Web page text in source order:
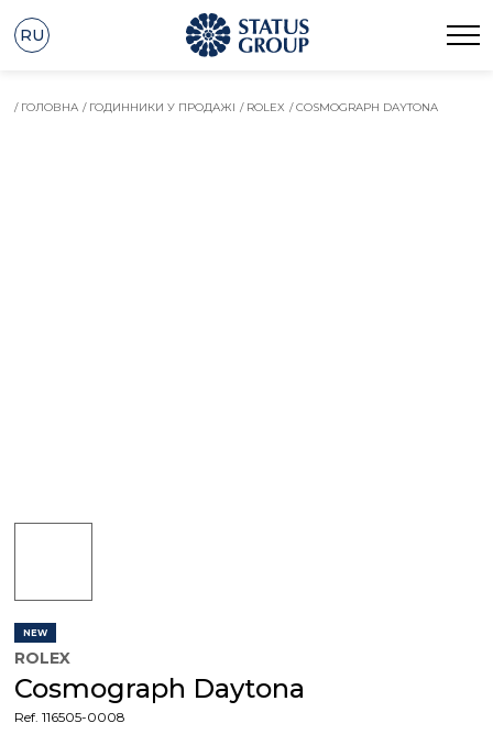
RU
/ ГОЛОВНА / ГОДИННИКИ У ПРОДАЖІ / ROLEX / COSMOGRAPH DAYTONA
NEW
ROLEX
Cosmograph Daytona
Ref. 116505-0008